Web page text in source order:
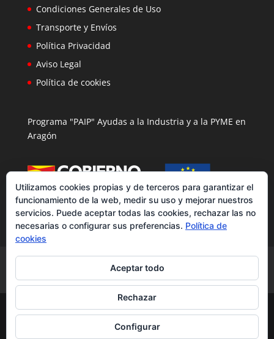
Condiciones Generales de Uso
Transporte y Envíos
Política Privacidad
Aviso Legal
Política de cookies
Programa "PAIP" Ayudas a la Industria y a la PYME en
Aragón
Pantalones
Bolsas y Gymsac
Balones Barri
BARRIERAS, S.A. Equipaciones y articulos deporivos |
Todos los derechos Reservados ® |
Utilizamos cookies propias y de terceros para garantizar el
funcionamiento de la web, medir su uso y mejorar nuestros
servicios. Puede aceptar todas las cookies, rechazar las no
necesarias o configurar sus preferencias. Política de
cookies
Aceptar todo
Rechazar
Configurar